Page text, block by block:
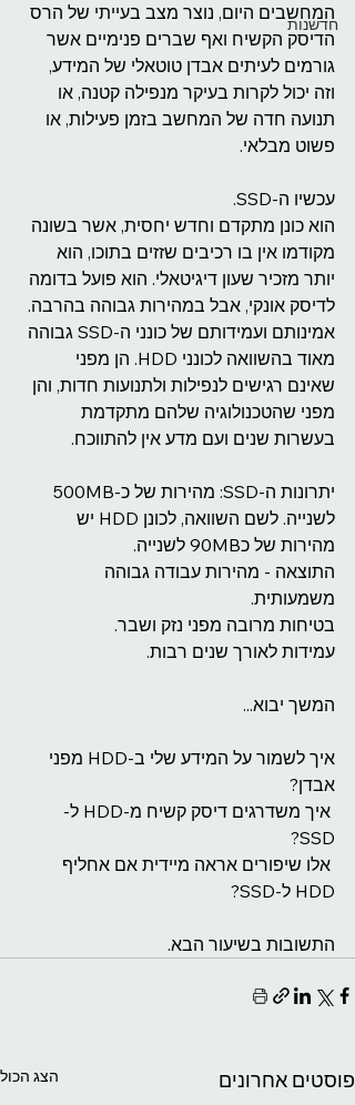
חדשנות
המחשבים היום, נוצר מצב בעייתי של הרס
הדיסק הקשיח ואף שברים פנימיים אשר
גורמים לעיתים אבדן טוטאלי של המידע,
וזה יכול לקרות בעיקר מנפילה קטנה, או
תנועה חדה של המחשב בזמן פעילות, או
פשוט מבלאי.
עכשיו ה-SSD.
הוא כונן מתקדם וחדש יחסית, אשר בשונה
מקודמו אין בו רכיבים שזזים בתוכו, הוא
יותר מזכיר שעון דיגיטאלי. הוא פועל בדומה
לדיסק אונקי, אבל במהירות גבוהה בהרבה.
אמינותם ועמידותם של כונני ה-SSD גבוהה
מאוד בהשוואה לכונני HDD. הן מפני
שאינם רגישים לנפילות ולתנועות חדות, והן
מפני שהטכנולוגיה שלהם מתקדמת
בעשרות שנים ועם מדע אין להתווכח.
לשנייה. לשם השוואה, לכונן HDD יש
מהירות של כ90MB לשנייה.
התוצאה - מהירות עבודה גבוהה
משמעותית.
בטיחות מרובה מפני נזק ושבר.
עמידות לאורך שנים רבות.
המשך יבוא...
איך לשמור על המידע שלי ב-HDD מפני
אבדן?
איך משדרגים דיסק קשיח מ-HDD ל-
SSD?
אלו שיפורים אראה מיידית אם אחליף
HDD ל-SSD?
התשובות בשיעור הבא.
פוסטים אחרונים הצג הכול